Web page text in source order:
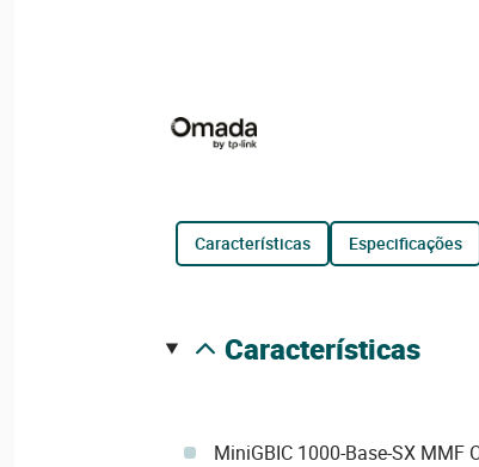
características especificações
características
MiniGBIC 1000-Base-SX MMF